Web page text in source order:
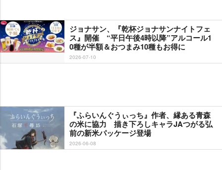
ジョナサン、『乾杯ジョナサンナイトフェ
ス』開催 “平日午後4時以降”アルコール1
0種が半額＆おつまみ10種もお得に
2026-07-10
『ふらいんぐうぃっち』作者、縁ある青森
の米に協力 描き下ろしキャラJAつがる弘
前の新米パッケージ登場
2026-06-08